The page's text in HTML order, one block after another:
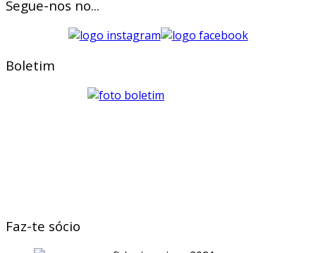
Segue-nos no...
Boletim
Faz-te sócio